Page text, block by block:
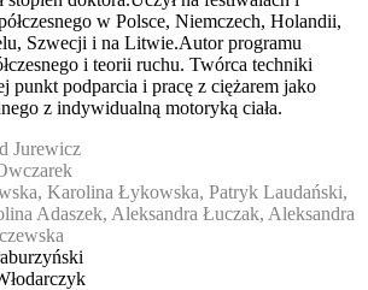
w Polsce, Niemczech, Holandii,
Szwecji i na Litwie.Autor programu
i teorii ruchu. Twórca techniki
punkt podparcia i pracę z ciężarem jako
z indywidualną motoryką ciała.
Jurewicz
Karolina Łykowska, Patryk Laudański,
Adaszek, Aleksandra Łuczak, Aleksandra